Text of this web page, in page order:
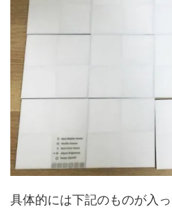
具体的には下記のものが入っ